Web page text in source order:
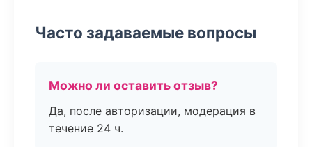
Часто задаваемые вопросы
Можно ли оставить отзыв?
Да, после авторизации, модерация в
течение 24 ч.